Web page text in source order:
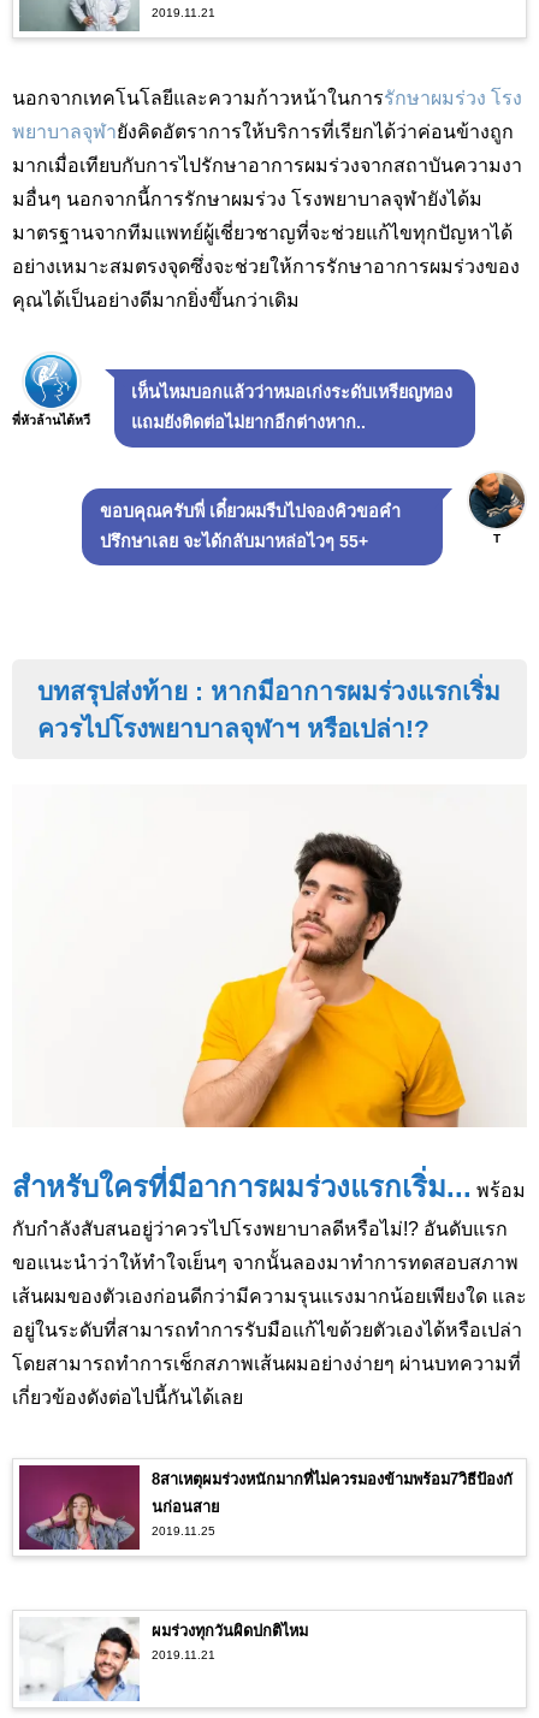
2019.11.21
นอกจากเทคโนโลยีและความก้าวหน้าในการรักษาผมร่วง โรง
พยาบาลจุฬายังคิดอัตราการให้บริการที่เรียกได้ว่าค่อนข้างถูก
มากเมื่อเทียบกับการไปรักษาอาการผมร่วงจากสถาบันความงา
มอื่นๆ นอกจากนี้การรักษาผมร่วง โรงพยาบาลจุฬายังได้ม
มาตรฐานจากทีมแพทย์ผู้เชี่ยวชาญที่จะช่วยแก้ไขทุกปัญหาได้
อย่างเหมาะสมตรงจุดซึ่งจะช่วยให้การรักษาอาการผมร่วงของ
คุณได้เป็นอย่างดีมากยิ่งขึ้นกว่าเดิม
พี่หัวล้านได้หวี
เห็นไหมบอกแล้วว่าหมอเก่งระดับเหรียญทอง
แถมยังติดต่อไม่ยากอีกต่างหาก..
T
ขอบคุณครับพี่ เดี๋ยวผมรีบไปจองคิวขอคำ
ปรึกษาเลย จะได้กลับมาหล่อไวๆ 55+
บทสรุปส่งท้าย : หากมีอาการผมร่วงแรกเริ่ม
ควรไปโรงพยาบาลจุฬาฯ หรือเปล่า!?
สำหรับใครที่มีอาการผมร่วงแรกเริ่ม... พร้อม
กับกำลังสับสนอยู่ว่าควรไปโรงพยาบาลดีหรือไม่!? อันดับแรก
ขอแนะนำว่าให้ทำใจเย็นๆ จากนั้นลองมาทำการทดสอบสภาพ
เส้นผมของตัวเองก่อนดีกว่ามีความรุนแรงมากน้อยเพียงใด และ
อยู่ในระดับที่สามารถทำการรับมือแก้ไขด้วยตัวเองได้หรือเปล่า
โดยสามารถทำการเช็กสภาพเส้นผมอย่างง่ายๆ ผ่านบทความที่
เกี่ยวข้องดังต่อไปนี้กันได้เลย
8สาเหตุผมร่วงหนักมากที่ไม่ควรมองข้ามพร้อม7วิธีป้องกั
นก่อนสาย
2019.11.25
ผมร่วงทุกวันผิดปกติไหม
2019.11.21